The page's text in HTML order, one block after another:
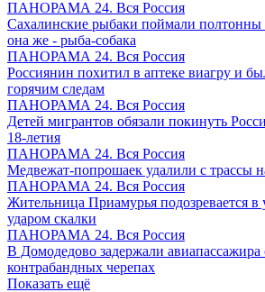
ПАНОРАМА 24. Вся Россия
Сахалинские рыбаки поймали полтонны
она же - рыба-собака
ПАНОРАМА 24. Вся Россия
Россиянин похитил в аптеке виагру и
горячим следам
ПАНОРАМА 24. Вся Россия
Детей мигрантов обязали покинуть
18-летия
ПАНОРАМА 24. Вся Россия
Медвежат-попрошаек удалили с трассы
ПАНОРАМА 24. Вся Россия
Жительница Приамурья подозревается
ударом скалки
ПАНОРАМА 24. Вся Россия
В Домодедово задержали авиапассажира
контрабандных черепах
Показать ещё